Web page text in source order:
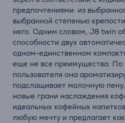
предпочтениями: из
выбранной степенью
него. Одним словом, J8 twin
способности двух
одном-единственном
еще не все преимущества.
пользователя она
подслащивает молочную
новые грани наслаждения
идеальных кофейных
любую мечту и предлагает